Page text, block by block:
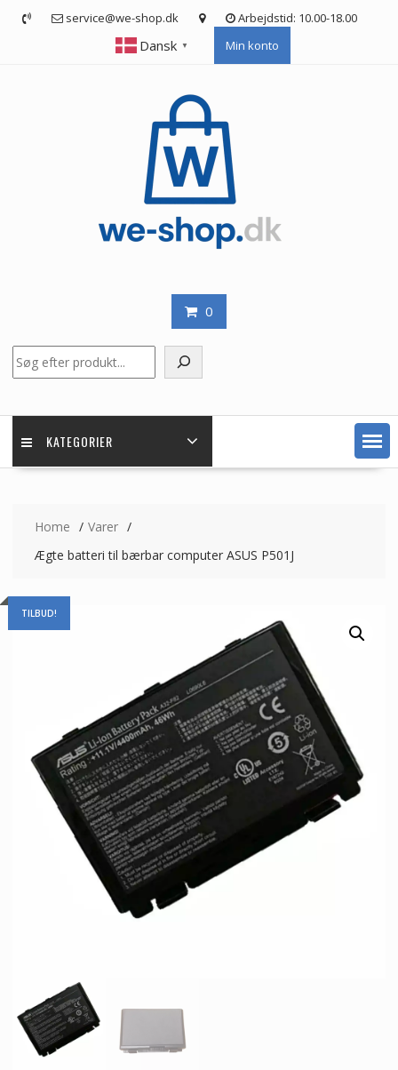
service@we-shop.dk Arbejdstid: 10.00-18.00
Dansk ▼ Min konto
0
KATEGORIER
Home
Varer
Ægte batteri til bærbar computer ASUS P501J
TILBUD!